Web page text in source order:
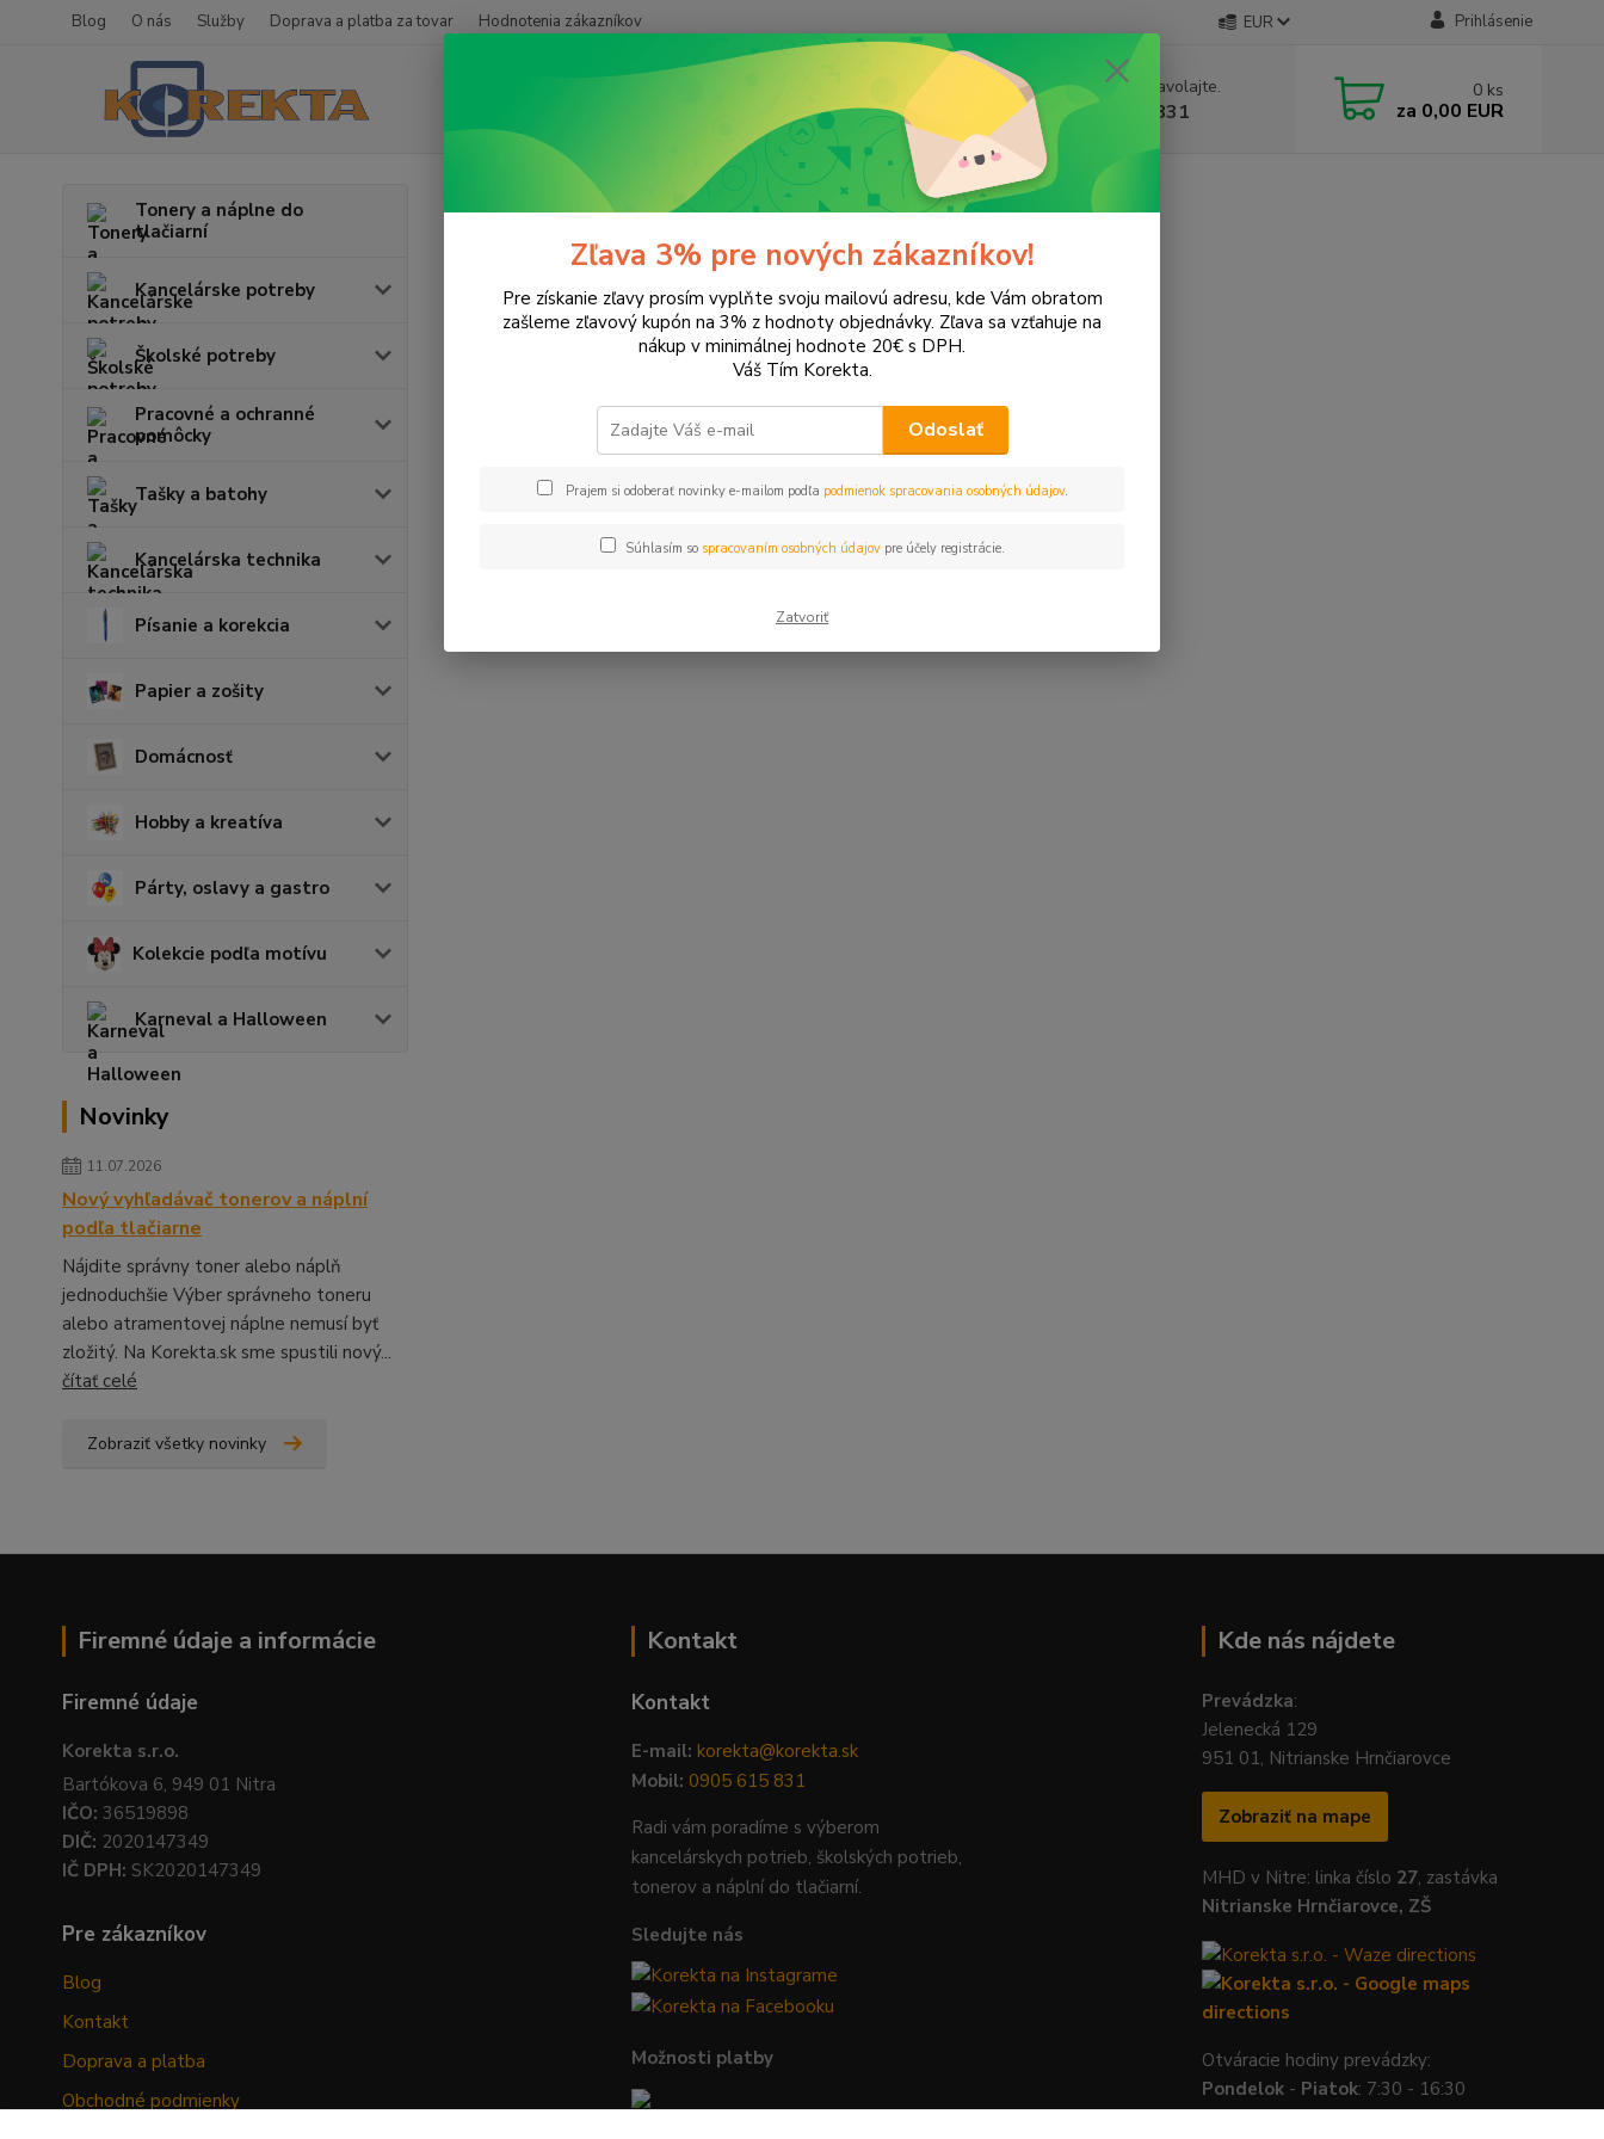
Blog O nás Služby Doprava a platba za tovar Hodnotenia zákazníkov EUR Prihlásenie
Neviete si rady? Zavolajte.
+421 905 615 831
0 ks
za 0,00 EUR
Tonery a náplne do
tlačiarní
Kancelárske potreby
Školské potreby
Pracovné a ochranné
pomôcky
Tašky a batohy
Kancelárska technika
Písanie a korekcia
Papier a zošity
Domácnosť
Hobby a kreatíva
Párty, oslavy a gastro
Kolekcie podľa motívu
Karneval a Halloween
Novinky
11.07.2026
Nový vyhľadávač tonerov a náplní
podľa tlačiarne
Nájdite správny toner alebo náplň
jednoduchšie Výber správneho toneru
alebo atramentovej náplne nemusí byť
zložitý. Na Korekta.sk sme spustili nový...
čítať celé
Zobraziť všetky novinky
Tonery a náplne do tlačiarní EPSON Aculaser CX17WF
Aculaser CX17WF
V tejto kategórii nebol nájdený žiadny tovar.
Firemné údaje a informácie
Firemné údaje
Korekta s.r.o.
Bartókova 6, 949 01 Nitra
IČO: 36519898
DIČ: 2020147349
IČ DPH: SK2020147349
Pre zákazníkov
Blog
Kontakt
Doprava a platba
Obchodné podmienky
Kontakt
Kontakt
E-mail: korekta@korekta.sk
Mobil: 0905 615 831
Radi vám poradíme s výberom
kancelárskych potrieb, školských potrieb,
tonerov a náplní do tlačiarní.
Sledujte nás
Možnosti platby
Kde nás nájdete
Prevádzka:
Jelenecká 129
951 01, Nitrianske Hrnčiarovce
Zobraziť na mape
MHD v Nitre: linka číslo 27, zastávka
Nitrianske Hrnčiarovce, ZŠ
Otváracie hodiny prevádzky:
Pondelok - Piatok: 7:30 - 16:30
Zľava 3% pre nových zákazníkov!
Pre získanie zľavy prosím vyplňte svoju mailovú adresu, kde Vám obratom
zašleme zľavový kupón na 3% z hodnoty objednávky. Zľava sa vzťahuje na
nákup v minimálnej hodnote 20€ s DPH.
Váš Tím Korekta.
Odoslať
Prajem si odoberať novinky e-mailom podľa podmienok spracovania osobných údajov.
Súhlasím so spracovaním osobných údajovpre účely registrácie.
Zatvoriť